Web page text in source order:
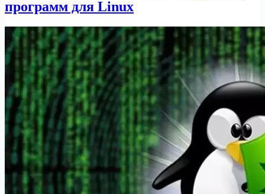
программ для Linux